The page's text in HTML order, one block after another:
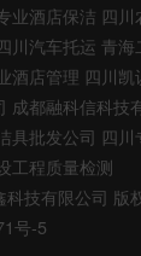
业酒店保洁 四川
川汽车托运 青海
酒店管理 四川凯
成都融科信科技
具批发公司 四川
工程质量检测
技有限公司 版
号-5